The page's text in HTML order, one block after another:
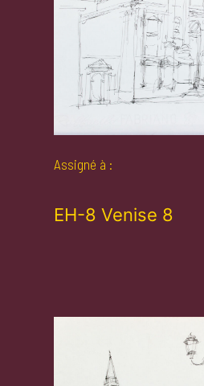
Assigné à :
EH-8 Venise 8